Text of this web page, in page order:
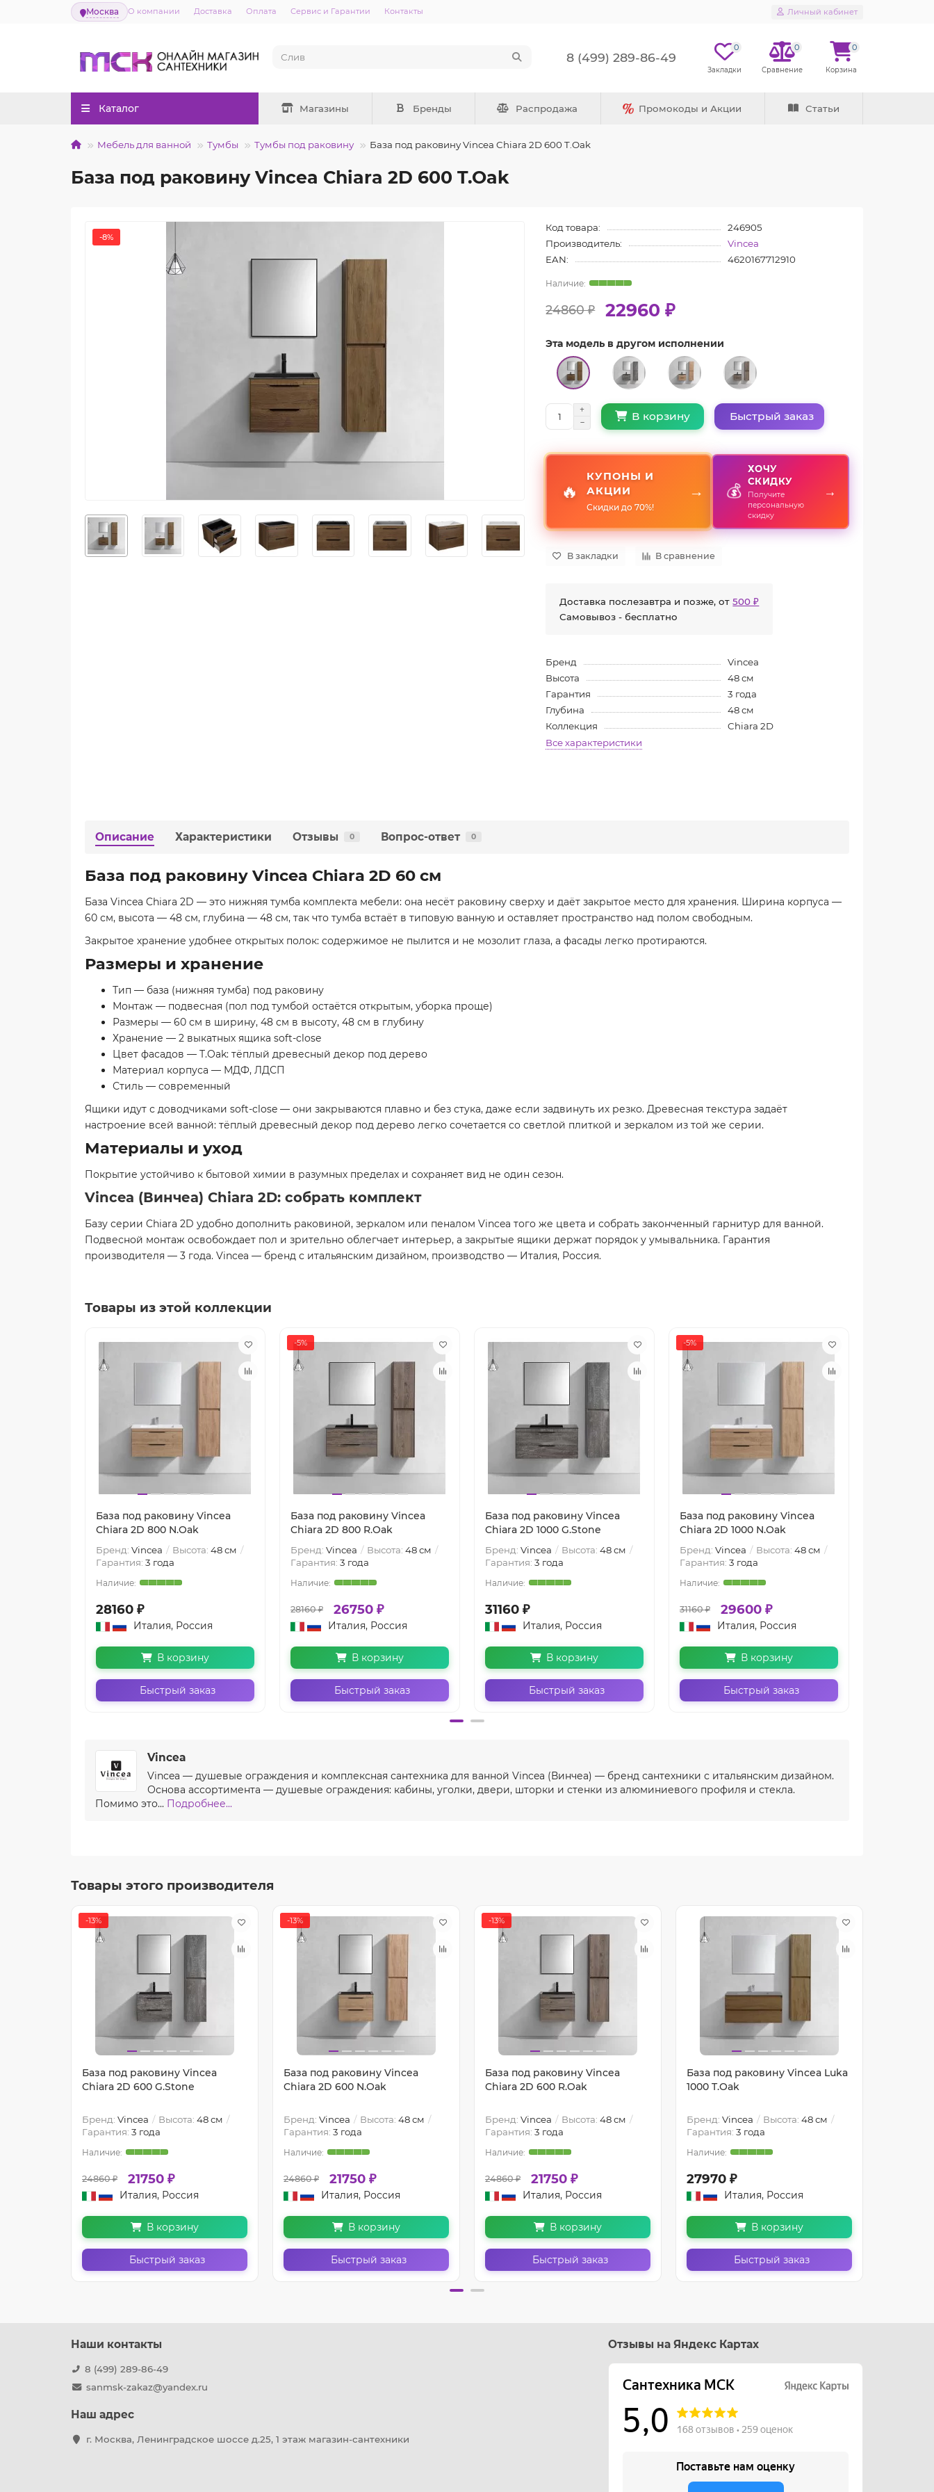
Москва О компании Доставка Оплата Сервис и Гарантии Контакты Личный кабинет
8 (499) 289-86-49
0 0 0
Каталог Магазины Бренды Распродажа Промокоды и Акции Статьи
Мебель для ванной Тумбы Тумбы под раковину База под раковину Vincea Chiara 2D 600 T.Oak
База под раковину Vincea Chiara 2D 600 T.Oak
-8%
Код товара:
246905
Производитель:
Vincea
EAN:
4620167712910
24860 ₽ 22960 ₽
Эта модель в другом исполнении
В корзину Быстрый заказ
🔥
КУПОНЫ И
АКЦИИ
Скидки до 70%!
→ 💰
ХОЧУ
СКИДКУ
Получите
персональную
скидку
→
В закладки В сравнение
Доставка послезавтра и позже, от500 ₽
Самовывоз - бесплатно
Бренд
Vincea
Высота
48 см
Гарантия
3 года
Глубина
48 см
Коллекция
Chiara 2D
Все характеристики
Описание Характеристики Отзывы 0 Вопрос-ответ 0
База под раковину Vincea Chiara 2D 60 см
База Vincea Chiara 2D — это нижняя тумба комплекта мебели: она несёт раковину сверху и даёт закрытое место для хранения. Ширина корпуса —
60 см, высота — 48 см, глубина — 48 см, так что тумба встаёт в типовую ванную и оставляет пространство над полом свободным.
Закрытое хранение удобнее открытых полок: содержимое не пылится и не мозолит глаза, а фасады легко протираются.
Размеры и хранение
Тип — база (нижняя тумба) под раковину
Монтаж — подвесная (пол под тумбой остаётся открытым, уборка проще)
Размеры — 60 см в ширину, 48 см в высоту, 48 см в глубину
Хранение — 2 выкатных ящика soft-close
Цвет фасадов — T.Oak: тёплый древесный декор под дерево
Материал корпуса — МДФ, ЛДСП
Стиль — современный
Ящики идут с доводчиками soft-close — они закрываются плавно и без стука, даже если задвинуть их резко. Древесная текстура задаёт
настроение всей ванной: тёплый древесный декор под дерево легко сочетается со светлой плиткой и зеркалом из той же серии.
Материалы и уход
Покрытие устойчиво к бытовой химии в разумных пределах и сохраняет вид не один сезон.
Vincea (Винчеа) Chiara 2D: собрать комплект
Базу серии Chiara 2D удобно дополнить раковиной, зеркалом или пеналом Vincea того же цвета и собрать законченный гарнитур для ванной.
Подвесной монтаж освобождает пол и зрительно облегчает интерьер, а закрытые ящики держат порядок у умывальника. Гарантия
производителя — 3 года. Vincea — бренд с итальянским дизайном, производство — Италия, Россия.
Товары из этой коллекции
База под раковину Vincea
Chiara 2D 800 N.Oak
Бренд: Vincea Высота: 48 см
Гарантия: 3 года
28160 ₽
Италия, Россия
В корзину
Быстрый заказ
-5%
База под раковину Vincea
Chiara 2D 800 R.Oak
Бренд: Vincea Высота: 48 см
Гарантия: 3 года
28160 ₽ 26750 ₽
Италия, Россия
В корзину
Быстрый заказ
База под раковину Vincea
Chiara 2D 1000 G.Stone
Бренд: Vincea Высота: 48 см
Гарантия: 3 года
31160 ₽
Италия, Россия
В корзину
Быстрый заказ
-5%
База под раковину Vincea
Chiara 2D 1000 N.Oak
Бренд: Vincea Высота: 48 см
Гарантия: 3 года
31160 ₽ 29600 ₽
Италия, Россия
В корзину
Быстрый заказ
Vincea
Vincea — душевые ограждения и комплексная сантехника для ванной Vincea (Винчеа) — бренд сантехники с итальянским дизайном.
Основа ассортимента — душевые ограждения: кабины, уголки, двери, шторки и стенки из алюминиевого профиля и стекла.
Помимо это... Подробнее...
Товары этого производителя
-13%
База под раковину Vincea
Chiara 2D 600 G.Stone
Бренд: Vincea Высота: 48 см
Гарантия: 3 года
24860 ₽ 21750 ₽
Италия, Россия
В корзину
Быстрый заказ
-13%
База под раковину Vincea
Chiara 2D 600 N.Oak
Бренд: Vincea Высота: 48 см
Гарантия: 3 года
24860 ₽ 21750 ₽
Италия, Россия
В корзину
Быстрый заказ
-13%
База под раковину Vincea
Chiara 2D 600 R.Oak
Бренд: Vincea Высота: 48 см
Гарантия: 3 года
24860 ₽ 21750 ₽
Италия, Россия
В корзину
Быстрый заказ
База под раковину Vincea Luka
1000 T.Oak
Бренд: Vincea Высота: 48 см
Гарантия: 3 года
27970 ₽
Италия, Россия
В корзину
Быстрый заказ
Наши контакты
8 (499) 289-86-49
sanmsk-zakaz@yandex.ru
Наш адрес
г. Москва, Ленинградское шоссе д.25, 1 этаж магазин-сантехники
Отзывы на Яндекс Картах